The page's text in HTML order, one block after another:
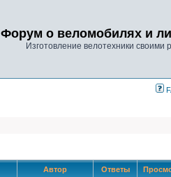
Форум о веломобилях и
Изготовление велотехники своими
Автор Ответы